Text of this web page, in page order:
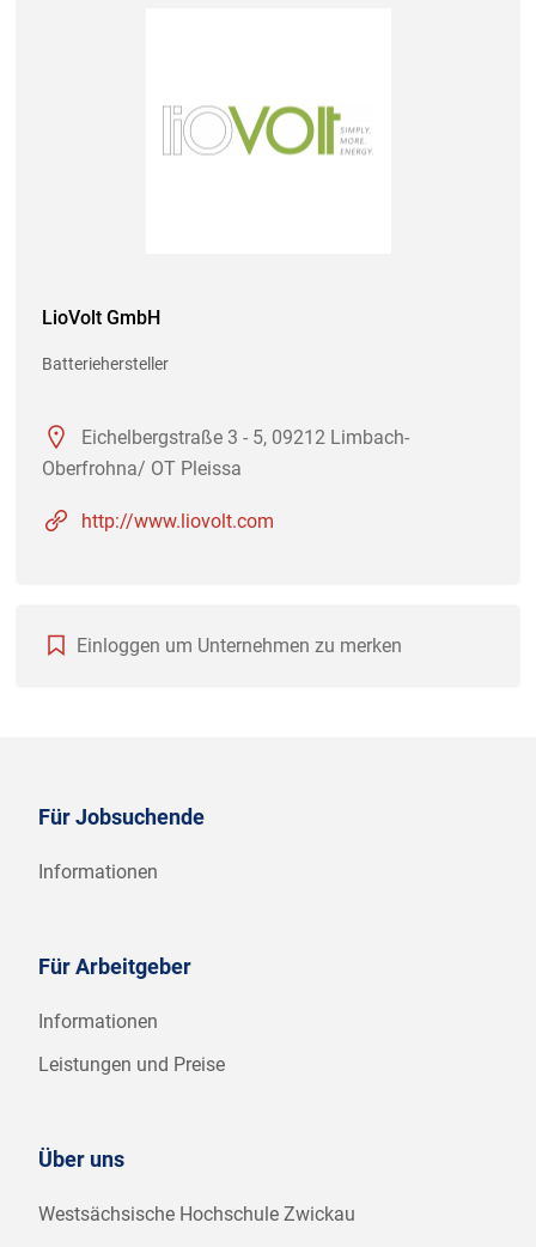
LioVolt GmbH
Batteriehersteller
Eichelbergstraße 3 - 5, 09212 Limbach-
Oberfrohna/ OT Pleissa
http://www.liovolt.com
Einloggen um Unternehmen zu merken
Für Jobsuchende
Informationen
Für Arbeitgeber
Informationen
Leistungen und Preise
Über uns
Westsächsische Hochschule Zwickau